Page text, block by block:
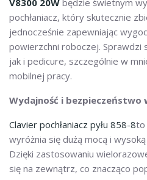
V8300 20W będzie świetnym
pochłaniacz, który skutecznie
jednocześnie zapewniając
powierzchni roboczej. Sprawdzi
jak i pedicure, szczególnie w
mobilnej pracy.
Wydajność i bezpieczeństwo
Clavier pochłaniacz pyłu 858-8to
wyróżnia się dużą mocą i
Dzięki zastosowaniu
się na zewnątrz, co znacząco